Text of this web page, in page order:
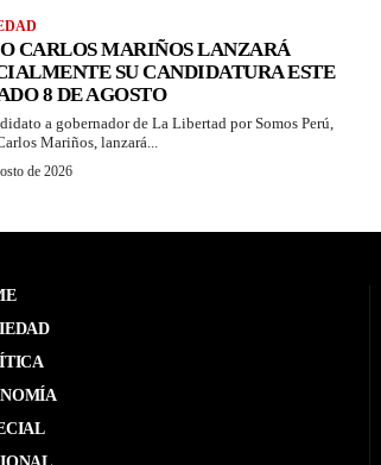
CARLOS MARIÑOS LANZARÁ
SU CANDIDATURA ESTE
8 DE AGOSTO
a gobernador de La Libertad por Somos Perú,
Mariños, lanzará...
de 2026